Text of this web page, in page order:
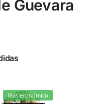
Guevara
Más económico